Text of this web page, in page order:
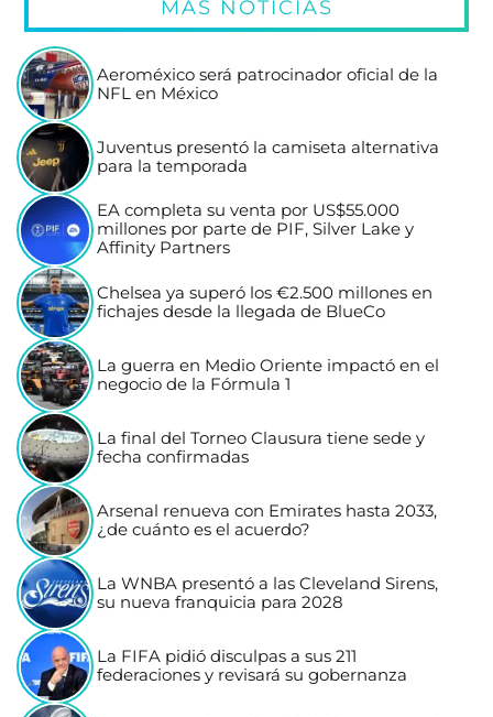
MÁS NOTICIAS
Aeroméxico será patrocinador oficial de la
NFL en México
Juventus presentó la camiseta alternativa
para la temporada
EA completa su venta por US$55.000
millones por parte de PIF, Silver Lake y
Affinity Partners
Chelsea ya superó los €2.500 millones en
fichajes desde la llegada de BlueCo
La guerra en Medio Oriente impactó en el
negocio de la Fórmula 1
La final del Torneo Clausura tiene sede y
fecha confirmadas
Arsenal renueva con Emirates hasta 2033,
¿de cuánto es el acuerdo?
La WNBA presentó a las Cleveland Sirens,
su nueva franquicia para 2028
La FIFA pidió disculpas a sus 211
federaciones y revisará su gobernanza